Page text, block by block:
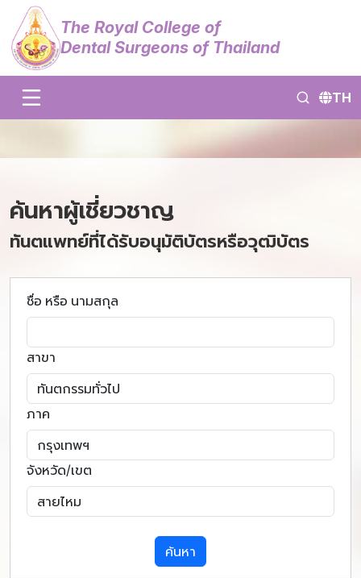
The Royal College of
Dental Surgeons of Thailand
TH
ค้นหาผู้เชี่ยวชาญ
ทันตแพทย์ที่ได้รับอนุมัติบัตรหรือวุฒิบัตร
ชื่อ หรือ นามสกุล
สาขา
ภาค
จังหวัด/เขต
ค้นหา